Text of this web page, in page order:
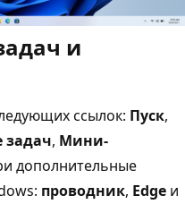
и
ссылок: Пуск,
задач, Мини-
дополнительные
проводник, Edge и